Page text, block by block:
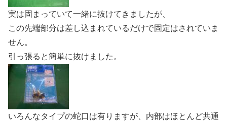
実は固まっていて一緒に抜けてきましたが、
この先端部分は差し込まれているだけで固定はされていま
せん。
引っ張ると簡単に抜けました。
いろんなタイプの蛇口は有りますが、内部はほとんど共通